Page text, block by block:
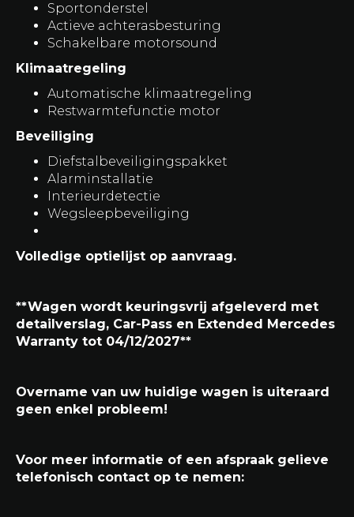
Sportonderstel
Actieve achterasbesturing
Schakelbare motorsound
Klimaatregeling
Automatische klimaatregeling
Restwarmtefunctie motor
Beveiliging
Diefstalbeveiligingspakket
Alarminstallatie
Interieurdetectie
Wegsleepbeveiliging
Volledige optielijst op aanvraag.
**Wagen wordt keuringsvrij afgeleverd met
detailverslag, Car-Pass en Extended Mercedes
Warranty tot 04/12/2027**
Overname van uw huidige wagen is uiteraard
geen enkel probleem!
Voor meer informatie of een afspraak gelieve
telefonisch contact op te nemen: